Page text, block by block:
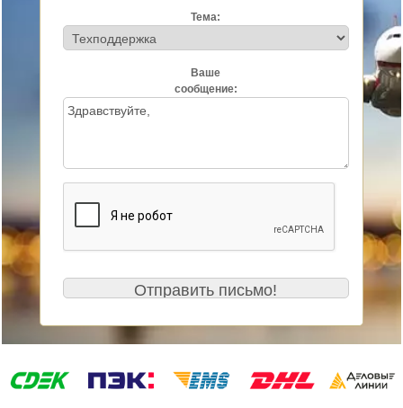
Тема:
Ваше
сообщение: